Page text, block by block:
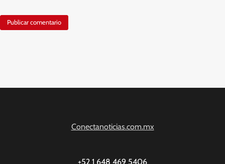
Conectanoticias.com.mx
+52 1 648 469 5406